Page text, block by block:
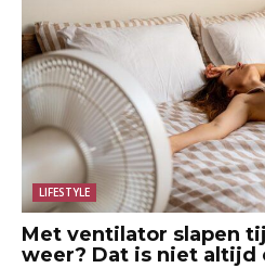
LIFESTYLE
Met ventilator slapen
weer? Dat is niet altijd